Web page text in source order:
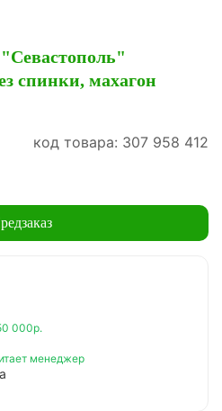
спинки, махагон
код товара: 307 958 412
000р.
менеджер